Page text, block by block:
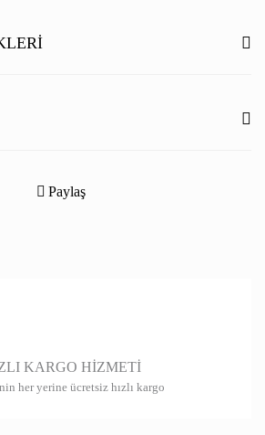
ilk yorumu siz yapın!
öneri formunu kullanarak tarafımıza
daha pahalı.
Paylaş
KARGO HİZMETİ
her yerine ücretsiz hızlı kargo